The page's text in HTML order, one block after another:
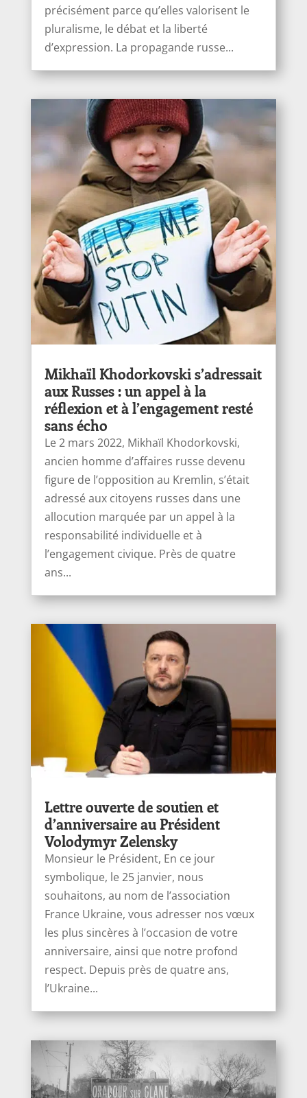
précisément parce qu’elles valorisent le
pluralisme, le débat et la liberté
d’expression. La propagande russe...
Mikhaïl Khodorkovski s’adressait
aux Russes : un appel à la
réflexion et à l’engagement resté
sans écho
Le 2 mars 2022, Mikhaïl Khodorkovski,
ancien homme d’affaires russe devenu
figure de l’opposition au Kremlin, s’était
adressé aux citoyens russes dans une
allocution marquée par un appel à la
responsabilité individuelle et à
l’engagement civique. Près de quatre
ans...
Lettre ouverte de soutien et
d’anniversaire au Président
Volodymyr Zelensky
Monsieur le Président, En ce jour
symbolique, le 25 janvier, nous
souhaitons, au nom de l’association
France Ukraine, vous adresser nos vœux
les plus sincères à l’occasion de votre
anniversaire, ainsi que notre profond
respect. Depuis près de quatre ans,
l’Ukraine...